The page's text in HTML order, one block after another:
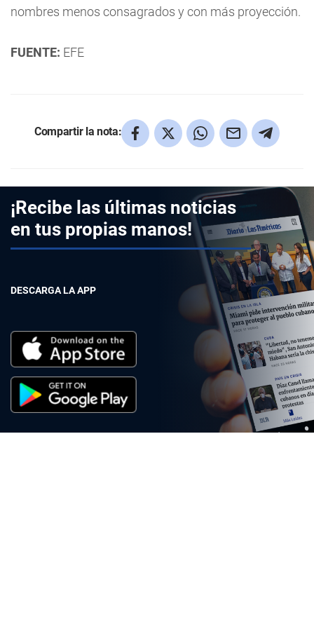
nombres menos consagrados y con más proyección.
FUENTE: EFE
Compartir la nota:
¡Recibe las últimas noticias
en tus propias manos!
DESCARGA LA APP